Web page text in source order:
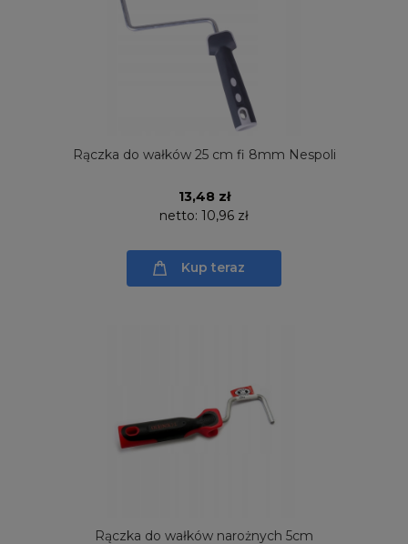
Rączka do wałków 25 cm fi 8mm Nespoli
13,48 zł
netto: 10,96 zł
Kup teraz
Rączka do wałków narożnych 5cm